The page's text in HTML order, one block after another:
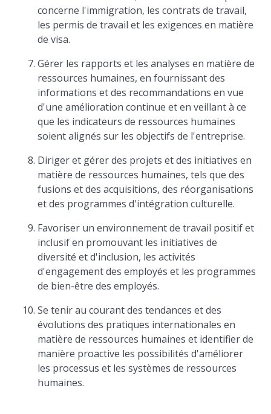
concerne l'immigration, les contrats de travail,
les permis de travail et les exigences en matière
de visa.
Gérer les rapports et les analyses en matière de
ressources humaines, en fournissant des
informations et des recommandations en vue
d'une amélioration continue et en veillant à ce
que les indicateurs de ressources humaines
soient alignés sur les objectifs de l'entreprise.
Diriger et gérer des projets et des initiatives en
matière de ressources humaines, tels que des
fusions et des acquisitions, des réorganisations
et des programmes d'intégration culturelle.
Favoriser un environnement de travail positif et
inclusif en promouvant les initiatives de
diversité et d'inclusion, les activités
d'engagement des employés et les programmes
de bien-être des employés.
Se tenir au courant des tendances et des
évolutions des pratiques internationales en
matière de ressources humaines et identifier de
manière proactive les possibilités d'améliorer
les processus et les systèmes de ressources
humaines.